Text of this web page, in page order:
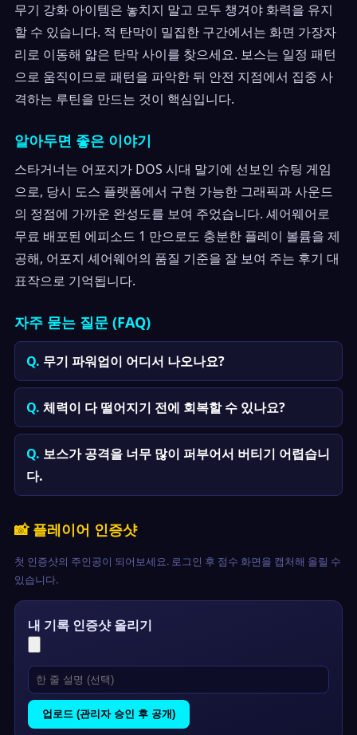
무기 강화 아이템은 놓치지 말고 모두 챙겨야 화력을 유지
할 수 있습니다. 적 탄막이 밀집한 구간에서는 화면 가장자
리로 이동해 얇은 탄막 사이를 찾으세요. 보스는 일정 패턴
으로 움직이므로 패턴을 파악한 뒤 안전 지점에서 집중 사
격하는 루틴을 만드는 것이 핵심입니다.
알아두면 좋은 이야기
스타거너는 어포지가 DOS 시대 말기에 선보인 슈팅 게임
으로, 당시 도스 플랫폼에서 구현 가능한 그래픽과 사운드
의 정점에 가까운 완성도를 보여 주었습니다. 셰어웨어로
무료 배포된 에피소드 1 만으로도 충분한 플레이 볼륨을 제
공해, 어포지 셰어웨어의 품질 기준을 잘 보여 주는 후기 대
표작으로 기억됩니다.
자주 묻는 질문 (FAQ)
무기 파워업이 어디서 나오나요?
체력이 다 떨어지기 전에 회복할 수 있나요?
보스가 공격을 너무 많이 퍼부어서 버티기 어렵습니
다.
📸 플레이어 인증샷
첫 인증샷의 주인공이 되어보세요. 로그인 후 점수 화면을 캡처해 올릴 수
있습니다.
내 기록 인증샷 올리기
업로드 (관리자 승인 후 공개)